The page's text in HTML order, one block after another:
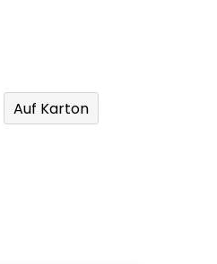
Auf Karton